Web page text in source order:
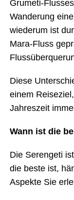
Grumeti-
Wanderung
wiederum ist
Mara-Fluss
Diese
einem
Jahreszeit
Wann ist die
Die Serengeti
die beste ist,
Aspekte Sie